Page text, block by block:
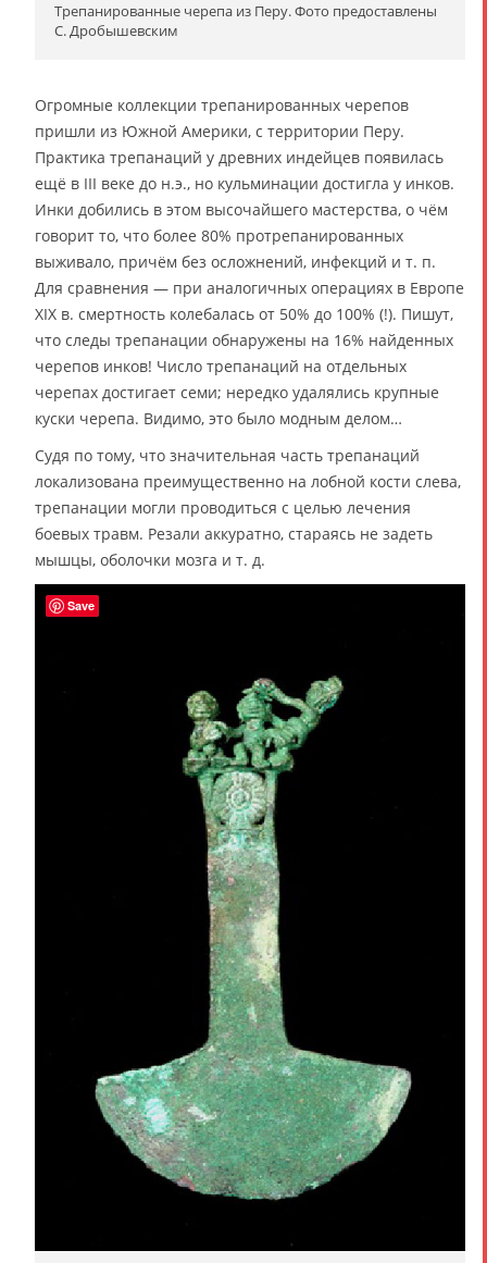
Трепанированные черепа из Перу. Фото предоставлены
С. Дробышевским
Огромные коллекции трепанированных черепов
пришли из Южной Америки, с территории Перу.
Практика трепанаций у древних индейцев появилась
ещё в III веке до н.э., но кульминации достигла у инков.
Инки добились в этом высочайшего мастерства, о чём
говорит то, что более 80% протрепанированных
выживало, причём без осложнений, инфекций и т. п.
Для сравнения — при аналогичных операциях в Европе
XIX в. смертность колебалась от 50% до 100% (!). Пишут,
что следы трепанации обнаружены на 16% найденных
черепов инков! Число трепанаций на отдельных
черепах достигает семи; нередко удалялись крупные
куски черепа. Видимо, это было модным делом…
Судя по тому, что значительная часть трепанаций
локализована преимущественно на лобной кости слева,
трепанации могли проводиться с целью лечения
боевых травм. Резали аккуратно, стараясь не задеть
мышцы, оболочки мозга и т. д.
Save